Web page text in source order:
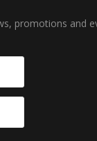
promotions and